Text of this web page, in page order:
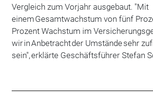
Vergleich zum Vorjahr ausgebaut. "Mit
einem Gesamtwachstum von fünf
Prozent Wachstum im
wir in Anbetracht der Umstände sehr
sein", erklärte Geschäftsführer Stefan